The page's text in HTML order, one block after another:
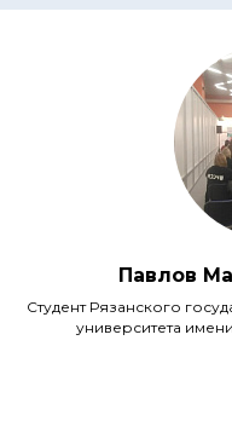
Павлов
Студент Рязанского
университета